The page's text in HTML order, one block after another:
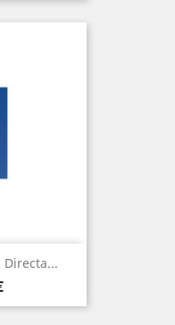
Directa...